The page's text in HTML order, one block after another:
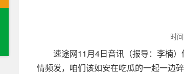
时
速途网11月4日音讯（报导：李楠）
情频发，咱们该如安在吃瓜的一起一边